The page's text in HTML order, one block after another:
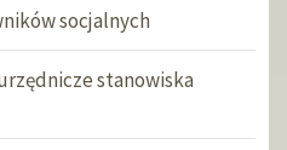
socjalnych
stanowiska